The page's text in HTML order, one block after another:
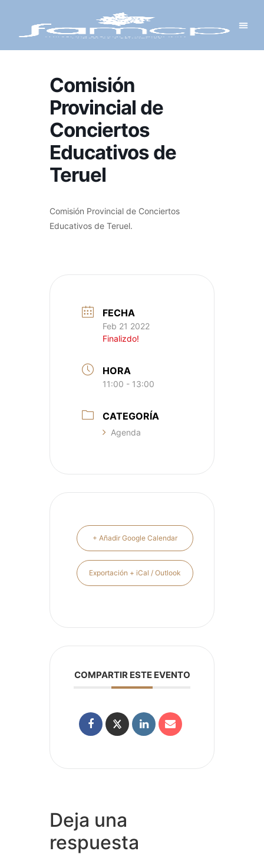
Comisión
Provincial de
Conciertos
Educativos de
Teruel
Comisión Provincial de Conciertos
Educativos de Teruel.
FECHA
Feb 21 2022
Finalizdo!
HORA
11:00 - 13:00
CATEGORÍA
Agenda
+ Añadir Google Calendar
Exportación + iCal / Outlook
COMPARTIR ESTE EVENTO
Deja una
respuesta